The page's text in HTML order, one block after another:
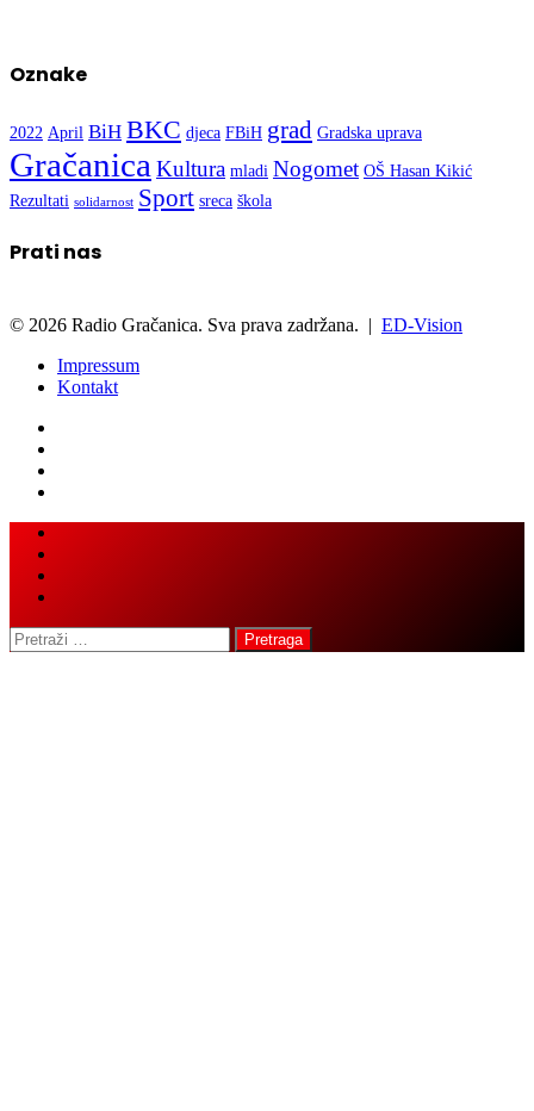
Oznake
2022 April BiH BKC djeca FBiH grad Gradska uprava
Gračanica Kultura mladi Nogomet OŠ Hasan Kikić
Rezultati solidarnost Sport sreca škola
Prati nas
© 2026 Radio Gračanica. Sva prava zadržana. | ED-Vision
Impressum
Kontakt
Back
button
Close
Pretraga: